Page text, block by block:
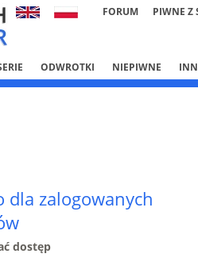
FORUM PIWNE Z
ODWROTKI NIEPIWNE
zalogowanych
dostęp